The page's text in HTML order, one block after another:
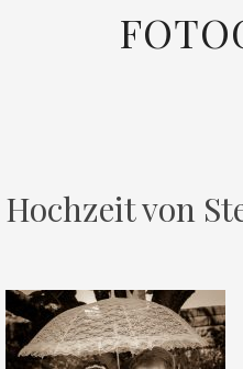
CONTENT
Hochzeit von